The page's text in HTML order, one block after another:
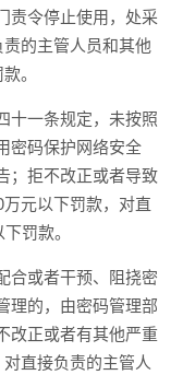
责令停止使用，处采
的主管人员和其他
。
十一条规定，未按照
密码保护网络安全
；拒不改正或者导致
元以下罚款，对直
罚款。
合或者干预、阻挠密
理的，由密码管理部
改正或者有其他严重
直接负责的主管人